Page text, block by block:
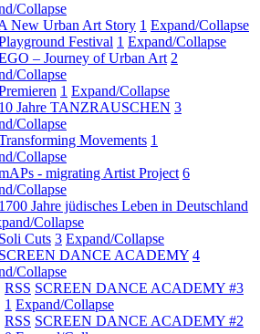
Collapse
New Urban Art Story 1 Expand/Collapse
Festival 1 Expand/Collapse
– Journey of Urban Art 2
Collapse
1 Expand/Collapse
10 Jahre TANZRAUSCHEN 3
Collapse
Movements 1
Collapse
- migrating Artist Project 6
Collapse
1700 Jahre jüdisches Leben in Deutschland
Collapse
Soli Cuts 3 Expand/Collapse
SCREEN DANCE ACADEMY 4
Collapse
RSS SCREEN DANCE ACADEMY #3
1 Expand/Collapse
RSS SCREEN DANCE ACADEMY #2